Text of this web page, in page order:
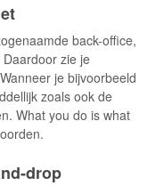
back-office,
zie je
je bijvoorbeeld
zoals ook de
What you do is what
drop